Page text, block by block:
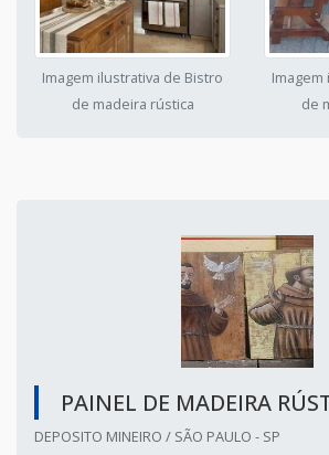
Imagem ilustrativa de Bistro
de madeira rústica
de
PAINEL DE MADEIRA
DEPOSITO MINEIRO / SÃO PAULO - SP